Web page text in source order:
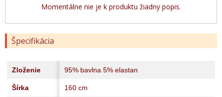
Momentálne nie je k produktu žiadny popis.
Špecifikácia
Zloženie 95% bavlna 5% elastan
Šírka 160 cm